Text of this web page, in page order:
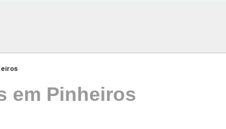
em Pinheiros